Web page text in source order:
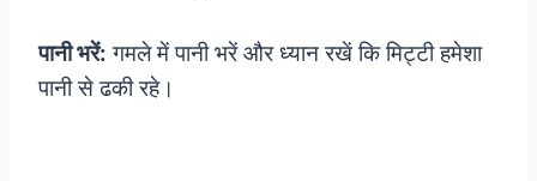
पानी भरें: गमले में पानी भरें और ध्यान रखें कि मिट्टी हमेशा
पानी से ढकी रहे।